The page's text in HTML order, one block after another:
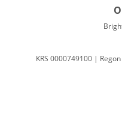
KRS 0000749100 |